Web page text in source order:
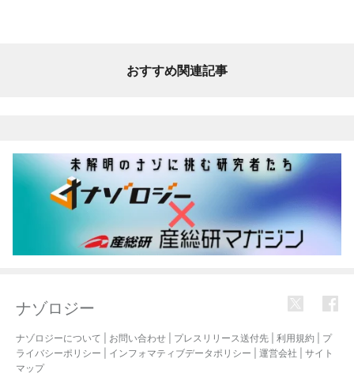
おすすめ関連記事
ナゾロジー
ナゾロジーについて お問い合わせ プレスリリース送付先 利用規約
プ
ライバシーポリシー
インフォマティブデータポリシー 運営会社
サイト
マップ